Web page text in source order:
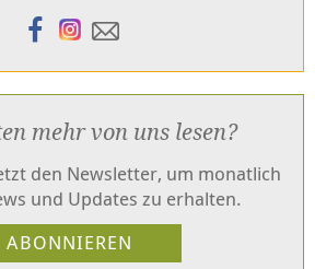
mehr von uns lesen?
den Newsletter, um monatlich
und Updates zu erhalten.